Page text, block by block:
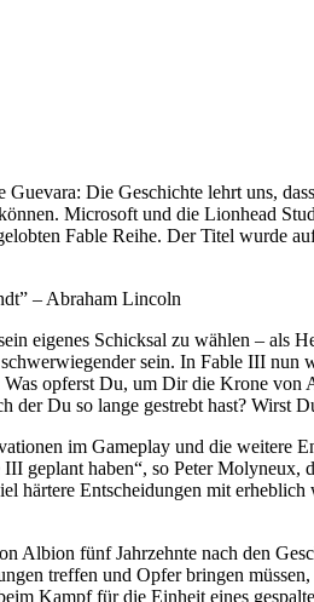
Die Geschichte lehrt uns,
Microsoft und die Lionhead
Fable Reihe. Der Titel wurde
– Abraham Lincoln
eigenes Schicksal zu wählen –
sein. In Fable III
opferst Du, um Dir die Krone
der Du so lange gestrebt hast?
im Gameplay und die weitere
geplant haben“, so Peter
härtere Entscheidungen mit
Albion fünf Jahrzehnte nach den
treffen und Opfer bringen
Kampf für die Einheit eines